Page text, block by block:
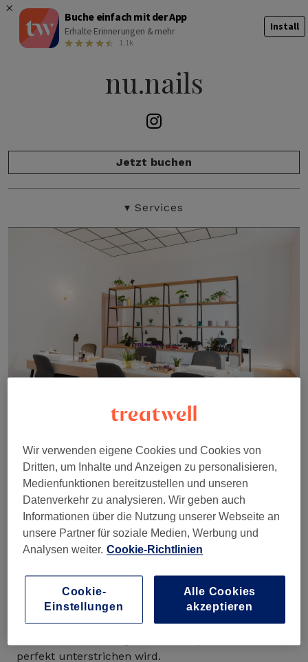
Buche einfach mit der App
Erhalte Erinnerungen & mehr
1.1k
Install
nu.nails
Jetzt buchen
Salonübersicht
Preisliste
Unser Team
Galerie
Bewertungen
Kontakt
▾ Services
Du hast Lust auf auffällige Fingernägel, einen
klassischen oder einen natürlichen Look? Dann
check NU Nails in Wiens 1. Bezirk aus! Direkt in der
Hegelgasse findest du dieses stylische Nagelstudio,
das durch eine moderne Wohlfühlatmosphäre und
absolute Präzision überzeugt. Hier dreht sich alles
um deine Hände und Füße, damit du dich im
Alltag rundum wohlfühlst. Egal, ob du eine
schlichte Pflege oder ein auffälliges Design suchst,
dieser Spot ist die richtige Adresse für hochwertige
Nagelpflege. Das Team legt großen Wert auf
perfekt unterstrichen wird.
Wir verwenden eigene Cookies und Cookies von
Dritten, um Inhalte und Anzeigen zu personalisieren,
Medienfunktionen bereitzustellen und unseren
Datenverkehr zu analysieren. Wir geben auch
Informationen über die Nutzung unserer Webseite an
unsere Partner für soziale Medien, Werbung und
Analysen weiter. Cookie-Richtlinien
Cookie-
Einstellungen
Alle Cookies
akzeptieren